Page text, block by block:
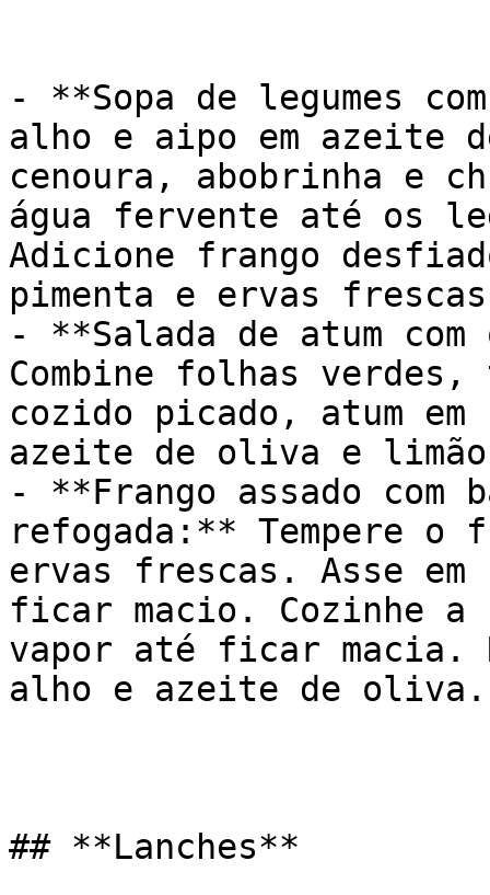
- **Sopa de legumes
alho e aipo em azeite
cenoura, abobrinha e
água fervente até os
Adicione frango
pimenta e ervas
- **Salada de atum
Combine folhas
cozido picado, atum em
azeite de oliva e
- **Frango assado com
refogada:** Tempere o
ervas frescas. Asse
ficar macio. Cozinhe a
vapor até ficar macia.
alho e azeite de oliva.
## **Lanches**